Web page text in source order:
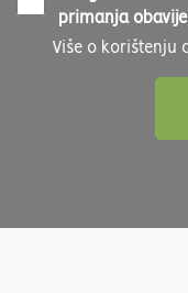
primanja
Više o korištenju